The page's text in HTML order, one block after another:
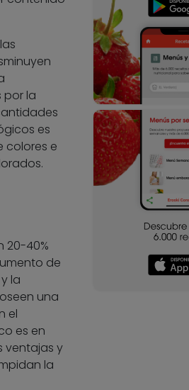
por la
es
colores e
20-40%
de
la
una
el
es en
ventajas y
la